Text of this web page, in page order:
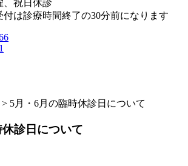
祝日休診
は診療時間終了の30分前になります
> 5月・6月の臨時休診日について
診日について